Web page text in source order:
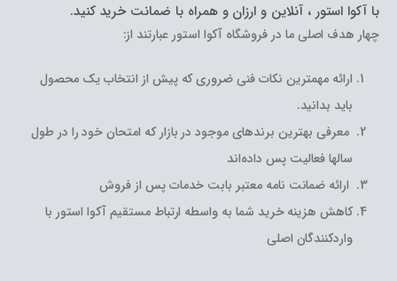
با آکوا استور ، آنلاین و ارزان و همراه با ضمانت خرید کنید.
چهار هدف اصلی ما در فروشگاه آکوا استور عبارتند از:
ارائه مهمترین نکات فنی ضروری که پیش از انتخاب یک محصول
باید بدانید.
معرفی بهترین برندهای موجود در بازار که امتحان خود را در طول
سالها فعالیت پس داده‌اند
ارائه ضمانت نامه معتبر بابت خدمات پس از فروش
کاهش هزینه خرید شما به واسطه ارتباط مستقیم آکوا استور با
واردکنندگان اصلی